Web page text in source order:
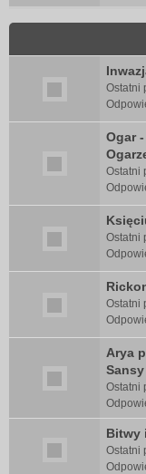
Ostatni
Ogar
Ostatni
Ostatni
Ostatni
Arya
Ostatni
Bitwy
Ostatni